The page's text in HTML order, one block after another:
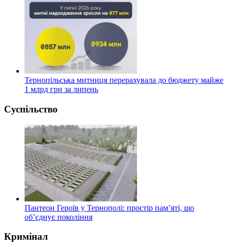
Тернопільська митниця перерахувала до бюджету майже
1 млрд грн за липень
Суспільство
Пантеон Героїв у Тернополі: простір пам’яті, що
об’єднує покоління
Кримінал